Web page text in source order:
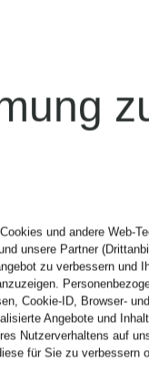
und andere Web-
unsere Partner
zu verbessern und
Cookie-ID, Browser-
Angebote und
Nutzerverhaltens auf
für Sie zu verbessern